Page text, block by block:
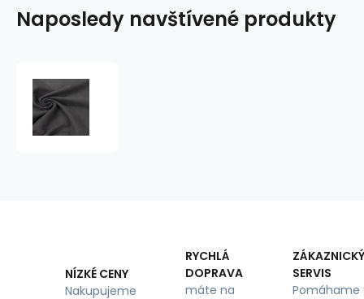
Naposledy navštívené produkty
NÍZKÉ CENY
Nakupujeme
RYCHLÁ
DOPRAVA
máte na
ZÁKAZNICKÝ
SERVIS
Pomáhame